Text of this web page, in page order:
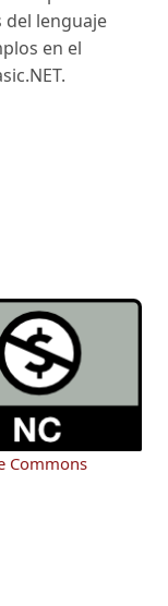
del lenguaje
en el
Commons